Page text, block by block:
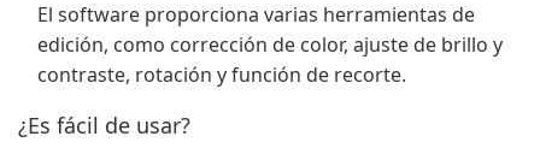
El software proporciona varias herramientas de
edición, como corrección de color, ajuste de brillo y
contraste, rotación y función de recorte.
¿Es fácil de usar?